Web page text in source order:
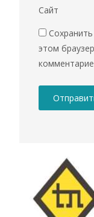
Сайт
этом